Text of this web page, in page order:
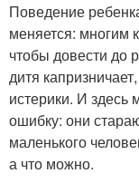
Поведение
меняется: многим
чтобы довести до
дитя
истерики. И здесь
ошибку: они
маленького
а что можно.